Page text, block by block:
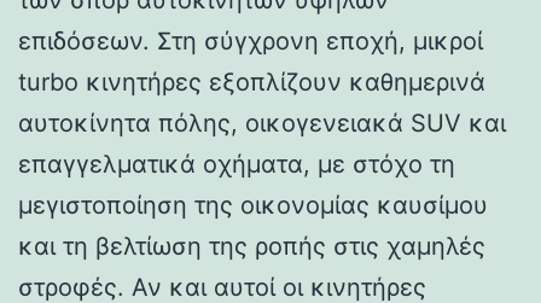
επιδόσεων. Στη σύγχρονη εποχή, μικροί
turbo κινητήρες εξοπλίζουν καθημερινά
αυτοκίνητα πόλης, οικογενειακά SUV και
επαγγελματικά οχήματα, με στόχο τη
μεγιστοποίηση της οικονομίας καυσίμου
και τη βελτίωση της ροπής στις χαμηλές
στροφές. Αν και αυτοί οι κινητήρες